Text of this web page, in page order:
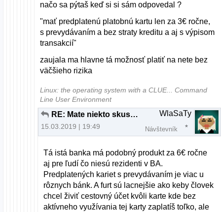
načo sa pýtaš keď si si sám odpovedal ?
"mať predplatenú platobnú kartu len za 3€ ročne,
s prevydávaním a bez straty kreditu a aj s výpisom
transakcií"
zaujala ma hlavne tá možnosť platiť na nete bez
väčšieho rizika
Linux: the operating system with a CLUE... Command
Line User Environment
RE: Mate niekto skusenost s Paysafecard?
15.03.2019 | 19:49
WlaSaTy
Návštevník
Tá istá banka má podobný produkt za 6€ ročne
aj pre ľudí čo niesú rezidenti v BA.
Predplatených kariet s prevydávaním je viac u
rôznych bánk. A furt sú lacnejšie ako keby človek
chcel živiť cestovný účet kvôli karte kde bez
aktívneho využívania tej karty zaplatíš toľko, ale